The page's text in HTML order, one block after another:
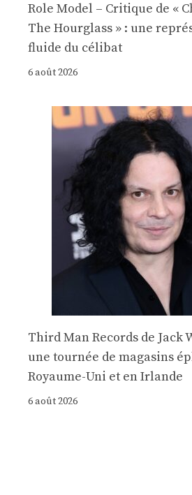
Role Model – Critique de «
The Hourglass » : une
fluide du célibat
6 août 2026
Third Man Records de Jack
une tournée de magasins
Royaume-Uni et en Irlande
6 août 2026